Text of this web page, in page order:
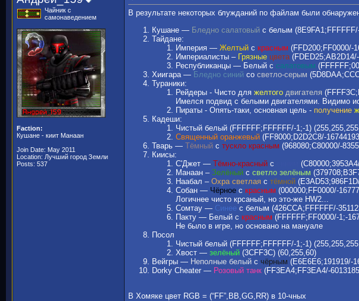
Чайник с
самонаведением
Faction:
Кушане - киит Манаан
Join Date: May 2011
Location: Лучший город Земли
Posts: 537
В результате некоторых блужданий по файлам были
Кушане — Бледно салатовый с белым
Тайдане:
Империя — Желтый с красным (FFD200;FF0000/-
Империалисты – Грязные цвета
Республиканцы — Белый с салатовым
Хиигара — Бледно синий со светло-серым
Тураники:
Рейдеры - Чисто для желтого двигателя
Имелся подвид с белыми двигателями. Видимо
Пираты - Опять-таки, основная цель - получение
Кадеши:
Чистый белый (FFFFFF;FFFFFF/-1;-1)
Священный оранжевый (FF8000;D2D2C8/-
Тварь — Тёмный с тускло красным (968080;C80000/-
Киисы:
С'Джет — Тёмно-красный с
Манаан – Зелёный с светло зелёным
Наабал – Охра светлая с тёмной
Собан — Чёрное с красным (000000;FF0000/-
Логичнее чисто крсаный, но это-же HW2...
Сомтау — Синее с белым (426CCA;FFFFFF/-
Пакту — Белый с красным (FFFFFF;FF0000/-1;-
Не было в игре, но основано на мануале
Посол
Чистый белый (FFFFFF;FFFFFF/-1;-1)
Хвост — зелёный (3CFF3C) (60,255,60)
Вейгры — Неполные белый с чёрным (E6E6E6;191919/-
Dorky Cheater — Розовый танк (FF3EA4;FF3EA4/-
В Хомяке цвет RGB = (“FF”,BB,GG,RR) в 10-чных